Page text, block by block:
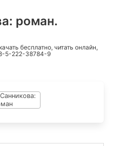
роман.
бесплатно, читать онлайн,
5-222-38784-9